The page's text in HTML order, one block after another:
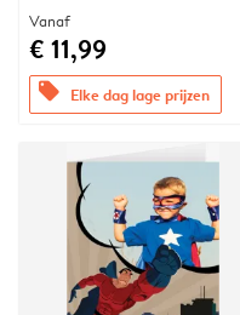
Vanaf
€ 11,99
offers Elke dag lage prijzen